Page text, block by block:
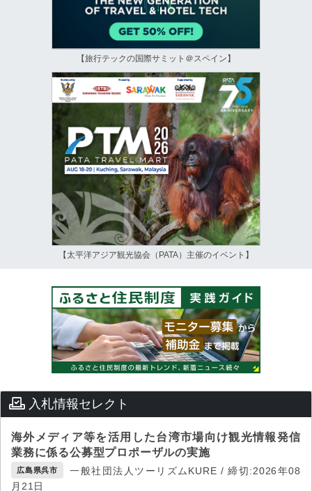
【旅行テックの国際サミット＠スペイン】
【太平洋アジア観光協会（PATA）主催のイベント】
入札情報セレクト
海外メディア等を活用した台湾市場向け観光情報発信
業務に係る公募型プロポーザルの実施
広島県呉市
一般社団法人ツーリズムKURE / 締切:2026年08
月21日